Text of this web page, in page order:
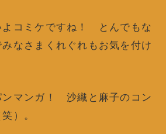
コミケですね！ とんでもな
なさまくれぐれもお気を付け
マンガ！ 沙織と麻子のコン
）。